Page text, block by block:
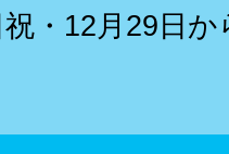
祝・12月29日